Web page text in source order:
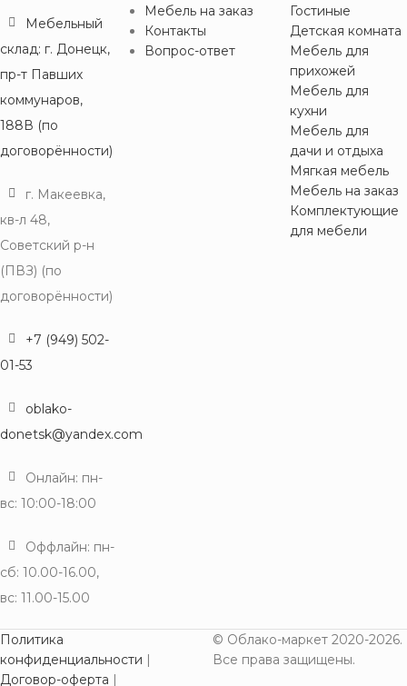
Мебельный
склад: г. Донецк,
пр-т Павших
коммунаров,
188В (по
договорённости)
г. Макеевка,
кв-л 48,
Советский р-н
(ПВЗ) (по
договорённости)
+7 (949) 502-
01-53
oblako-
donetsk@yandex.com
Онлайн: пн-
вс: 10:00-18:00
Оффлайн: пн-
сб: 10.00-16.00,
вс: 11.00-15.00
Мебель на заказ
Контакты
Вопрос-ответ
Гостиные
Детская комната
Мебель для
прихожей
Мебель для
кухни
Мебель для
дачи и отдыха
Мягкая мебель
Мебель на заказ
Комплектующие
для мебели
Политика
конфиденциальности |
Договор-оферта |
© Облако-маркет 2020-2026.
Все права защищены.